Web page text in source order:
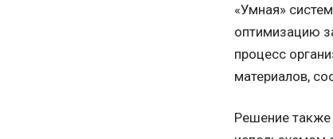
«Умная»
оптимизацию
процесс
материалов,
Решение также